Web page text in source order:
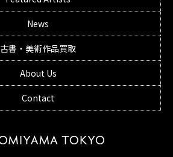
News
古書・美術作品買取
About Us
Contact